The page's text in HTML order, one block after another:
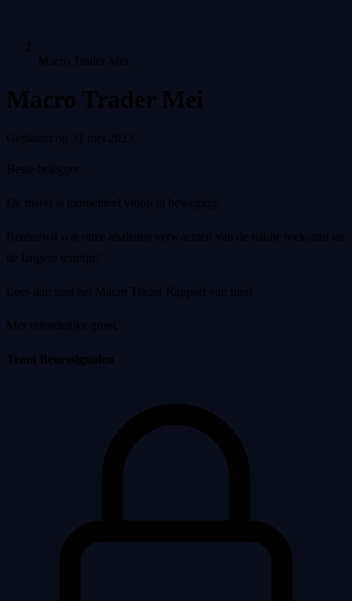
Macro Trader Mei
Macro Trader Mei
Geplaatst op 31 mei 2023
Beste belegger,
De markt is momenteel volop in beweging.
Benieuwd wat onze analisten verwachten van de nabije toekomst en
de langere termijn?
Lees dan snel het Macro Trader Rapport van mei!
Met vriendelijke groet,
Team Beurssignalen